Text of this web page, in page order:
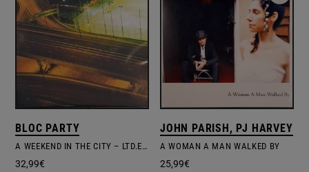
BLOC PARTY
A WEEKEND IN THE CITY – LTD.EDIT. COLOURED VINYL
32,99€
JOHN PARISH, PJ HARVEY
A WOMAN A MAN WALKED BY
25,99€